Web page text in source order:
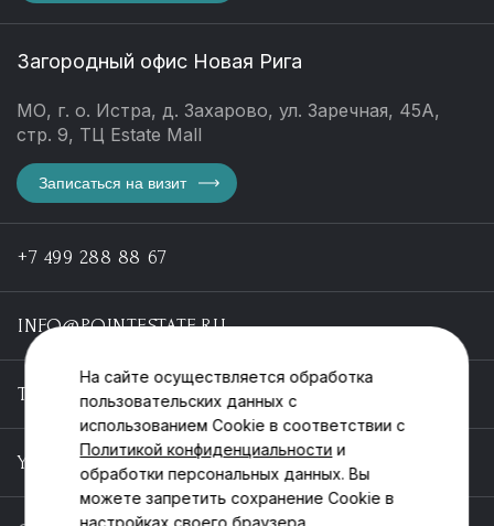
Загородный офис Новая Рига
МО, г. о. Истра, д. Захарово, ул. Заречная, 45А,
стр. 9, ТЦ Estate Mall
Записаться на визит
+7 499 288 88 67
INFO@POINTESTATE.RU
TELEGRAM
YOUTUBE
На сайте осуществляется обработка
пользовательских данных с
использованием Cookie в соответствии с
Политикой конфиденциальности и
обработки персональных данных. Вы
можете запретить сохранение Cookie в
настройках своего браузера.